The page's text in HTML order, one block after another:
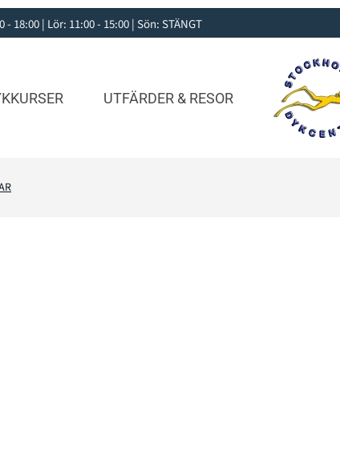
- 18:00 | Lör: 11:00 - 15:00 | Sön: STÄNGT
UTFÄRDER & RESOR